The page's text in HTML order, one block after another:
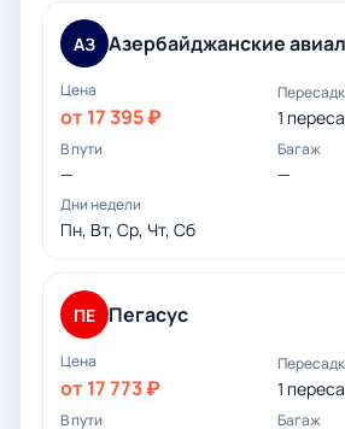
АЗ Азербайджанские
от 17 395 ₽ 1
— —
Пн, Вт, Ср, Чт, Сб
ПЕ Пегасус
от 17 773 ₽ 1